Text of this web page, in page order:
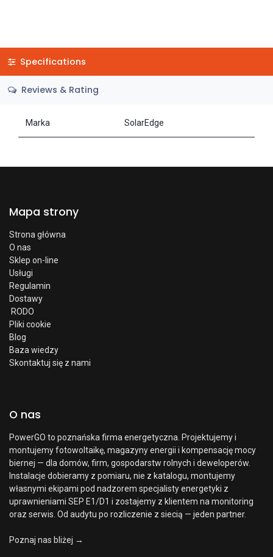
Specifications
Reviews & Rating
Marka SolarEdge
Mapa strony
Strona główna
O nas
Sklep on-line
Usługi
Regulamin
Dostawy
RODO
Pliki cookie
Blog
Baza wiedzy
Skontaktuj się z nami
O nas
PowerGO to poznańska firma energetyczna. Projektujemy i
montujemy fotowoltaikę, magazyny energii i kompensację mocy
biernej — dla domów, firm, gospodarstw rolnych i deweloperów.
Instalacje dobieramy z pomiaru, nie z katalogu, montujemy
własnymi ekipami pod nadzorem specjalisty energetyki z
uprawnieniami SEP E1/D1 i zostajemy z klientem na monitoring
oraz serwis. Od audytu po rozliczenie z siecią — jeden partner.
Poznaj nas bliżej →